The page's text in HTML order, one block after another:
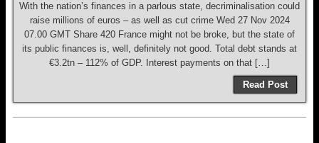
With the nation’s finances in a parlous state, decriminalisation could
raise millions of euros – as well as cut crime Wed 27 Nov 2024
07.00 GMT Share 420 France might not be broke, but the state of
its public finances is, well, definitely not good. Total debt stands at
€3.2tn – 112% of GDP. Interest payments on that […]
Read Post